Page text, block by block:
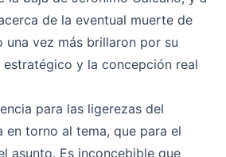
de la eventual muerte de
vez más brillaron por su
estratégico y la concepción real
para las ligerezas del
en torno al tema, que para el
asunto. Es inconcebible que